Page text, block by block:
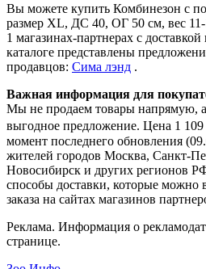
Вы можете купить Комбинезон с
размер XL, ДС 40, ОГ 50 см, вес 11-
1 магазинах-партнерах с
каталоге представлены
продавцов: Сима лэнд .
Важная информация для
Мы не продаем товары напрямую,
выгодное предложение. Цена 1 109
момент последнего обновления
жителей городов Москва, Санкт-
Новосибирск и других регионов
способы доставки, которые можно
заказа на сайтах магазинов
Реклама. Информация о
странице.